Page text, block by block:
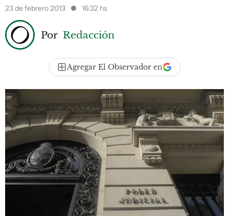
23 de febrero 2013
16:32 hs
Por Redacción
Agregar El Observador en